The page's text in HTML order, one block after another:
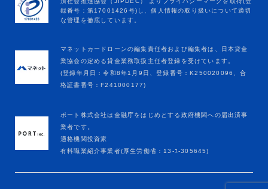
マネットカードローンの編集責任者および編集者は、日本貸金
業協会の定める貸金業務取扱主任者登録を受けています。
(登録年月日：令和8年1月9日、登録番号：K250020096、合
格証書番号：F241000177)
ポート株式会社は金融庁をはじめとする政府機関への届出済事
業者です。
適格機関投資家
有料職業紹介事業者(厚生労働省：13-ﾕ-305645)